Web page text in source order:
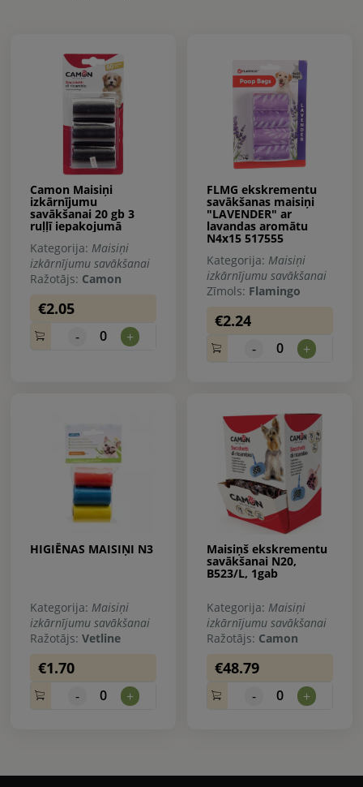
Camon Maisiņi
izkārnījumu
savākšanai 20 gb 3
ruļļī iepakojumā
Kategorija: Maisiņi
izkārnījumu savākšanai
Ražotājs: Camon
€2.05
- 0 +
FLMG ekskrementu
savākšanas maisiņi
"LAVENDER" ar
lavandas aromātu
N4x15 517555
Kategorija: Maisiņi
izkārnījumu savākšanai
Zīmols: Flamingo
€2.24
- 0 +
HIGIĒNAS MAISIŅI N3
Kategorija: Maisiņi
izkārnījumu savākšanai
Ražotājs: Vetline
€1.70
- 0 +
Maisiņš ekskrementu
savākšanai N20,
B523/L, 1gab
Kategorija: Maisiņi
izkārnījumu savākšanai
Ražotājs: Camon
€48.79
- 0 +